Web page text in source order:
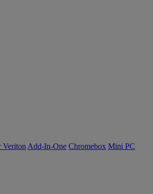
Veriton Add-In-One Chromebox Mini PC